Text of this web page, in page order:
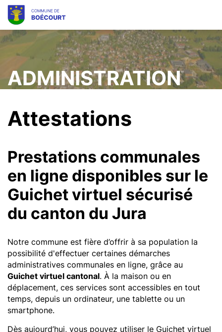
Mots
clés
ADMINISTRATION
Attestations
Prestations communales
en ligne disponibles sur le
Guichet virtuel sécurisé
du canton du Jura
Notre commune est fière d’offrir à sa population la
possibilité d'effectuer certaines démarches
administratives communales en ligne, grâce au
Guichet virtuel cantonal. À la maison ou en
déplacement, ces services sont accessibles en tout
temps, depuis un ordinateur, une tablette ou un
smartphone.
Dès aujourd’hui, vous pouvez utiliser le Guichet virtuel